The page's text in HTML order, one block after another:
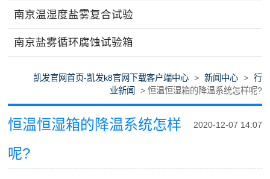
南京温湿度盐雾复合试验
南京盐雾循环腐蚀试验箱
凯发官网首页-凯发k8官网下载客户端中心 > 新闻中心 > 行
业新闻
> 恒温恒湿箱的降温系统怎样呢?
2020-12-07 14:07
恒温恒湿箱的降温系统怎样
呢?